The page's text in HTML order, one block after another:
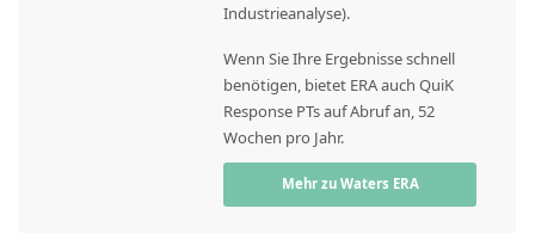
Industrieanalyse).
Wenn Sie Ihre Ergebnisse schnell
benötigen, bietet ERA auch QuiK
Response PTs auf Abruf an, 52
Wochen pro Jahr.
Mehr zu Waters ERA